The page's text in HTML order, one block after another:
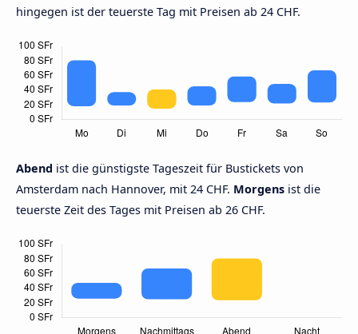
hingegen ist der teuerste Tag mit Preisen ab 24 CHF.
Abend ist die günstigste Tageszeit für Bustickets von
Amsterdam nach Hannover, mit 24 CHF. Morgens ist die
teuerste Zeit des Tages mit Preisen ab 26 CHF.